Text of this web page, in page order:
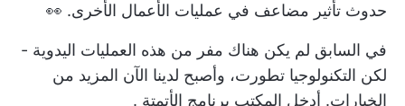
حدوث تأثير مضاعف في عمليات الأعمال الأخرى. 👀
في السابق لم يكن هناك مفر من هذه العمليات اليدوية -
لكن التكنولوجيا تطورت، وأصبح لدينا الآن المزيد من
الخيارات. أدخل المكتب برنامج الأتمتة .